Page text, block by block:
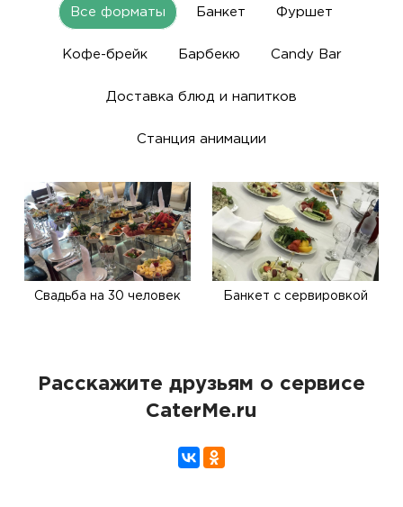
Все форматы Банкет Фуршет
Кофе-брейк Барбекю Candy Bar
Доставка блюд и напитков
Станция анимации
Свадьба на 30 человек Банкет с сервировкой
Расскажите друзьям о сервисе
CaterMe.ru